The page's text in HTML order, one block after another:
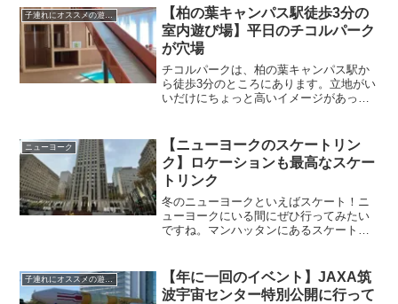
ントなので、まだ行かれたことのない方
はぜひ来年行ってみてください。
【柏の葉キャンパス駅徒歩3分の
室内遊び場】平日のチコルパーク
が穴場
チコルパークは、柏の葉キャンパス駅か
ら徒歩3分のところにあります。立地がい
いだけにちょっと高いイメージがあった
す。
ニューヨーク
【ニューヨークのスケートリン
ク】ロケーションも最高なスケー
トリンク
冬のニューヨークといえばスケート！ニ
ューヨークにいる間にぜひ行ってみたい
ですね。マンハッタンにあるスケートリ
しゃるかと思いますので、スケートスク
ールの有無も記載しています。
子連れにオススメの遊び場
【年に一回のイベント】JAXA筑
波宇宙センター特別公開に行って